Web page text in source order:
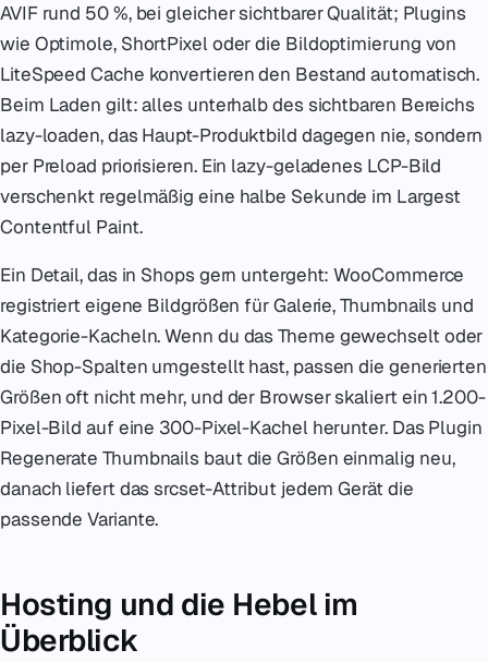
AVIF rund 50 %, bei gleicher sichtbarer Qualität; Plugins
wie Optimole, ShortPixel oder die Bildoptimierung von
LiteSpeed Cache konvertieren den Bestand automatisch.
Beim Laden gilt: alles unterhalb des sichtbaren Bereichs
lazy-loaden, das Haupt-Produktbild dagegen nie, sondern
per Preload priorisieren. Ein lazy-geladenes LCP-Bild
verschenkt regelmäßig eine halbe Sekunde im Largest
Contentful Paint.
Ein Detail, das in Shops gern untergeht: WooCommerce
registriert eigene Bildgrößen für Galerie, Thumbnails und
Kategorie-Kacheln. Wenn du das Theme gewechselt oder
die Shop-Spalten umgestellt hast, passen die generierten
Größen oft nicht mehr, und der Browser skaliert ein 1.200-
Pixel-Bild auf eine 300-Pixel-Kachel herunter. Das Plugin
Regenerate Thumbnails baut die Größen einmalig neu,
danach liefert das srcset-Attribut jedem Gerät die
passende Variante.
Hosting und die Hebel im
Überblick